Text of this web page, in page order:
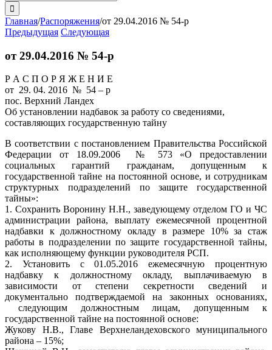
поиска:
Главная/Распоряжения/от 29.04.2016 № 54-р
Предыдущая Следующая
от 29.04.2016 № 54-р
Р А С П О Р Я Ж Е Н И Е
от 29. 04. 2016 № 54 – р
пос. Верхний Ландех
Об установлении надбавок за работу со сведениями,
составляющих государственную тайну
В соответствии с постановлением Правительства Российской
Федерации от 18.09.2006 № 573 «О предоставлении
социальных гарантий гражданам, допущенным к
государственной тайне на постоянной основе, и сотрудникам
структурных подразделений по защите государственной
тайны»:
1. Сохранить Воронину Н.Н., заведующему отделом ГО и ЧС
администрации района, выплату ежемесячной процентной
надбавки к должностному окладу в размере 10% за стаж
работы в подразделении по защите государственной тайны,
как исполняющему функции руководителя РСП.
2. Установить с 01.05.2016 ежемесячную процентную
надбавку к должностному окладу, выплачиваемую в
зависимости от степени секретности сведений и
документально подтверждаемой на законных основаниях,
следующим должностным лицам, допущенным к
государственной тайне на постоянной основе:
Жукову Н.В., Главе Верхнеландеховского муниципального
района – 15%;